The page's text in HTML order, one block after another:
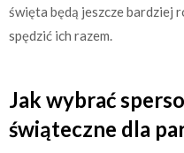
święta będą jeszcze bardziej
spędzić ich razem.
Jak wybrać
świąteczne dla